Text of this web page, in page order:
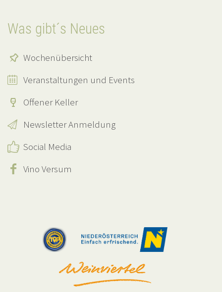
Was gibt´s Neues
Wochenübersicht
Veranstaltungen und Events
Offener Keller
Newsletter Anmeldung
Social Media
Vino Versum